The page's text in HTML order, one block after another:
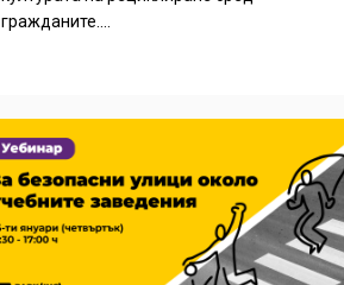
гражданите....